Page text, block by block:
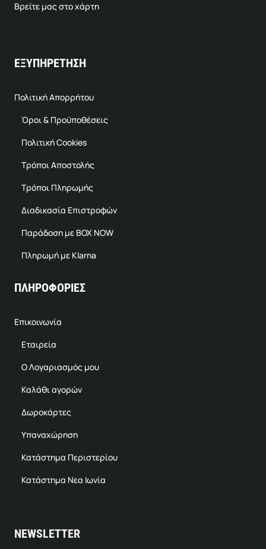
Βρείτε μας στο χάρτη
ΕΞΥΠΗΡΕΤΗΣΗ
Πολιτική Απορρήτου
Όροι & Προϋποθέσεις
Πολιτική Cookies
Τρόποι Αποστολής
Τρόποι Πληρωμής
Διαδικασία Επιστροφών
Παράδοση με BOX NOW
Πληρωμή με Klarna
ΠΛΗΡΟΦΟΡΙΕΣ
Επικοινωνία
Εταιρεία
Ο Λογαριασμός μου
Καλάθι αγορών
Δωροκάρτες
Υπαναχώρηση
Κατάστημα Περιστερίου
Κατάστημα Νεα Ιωνία
NEWSLETTER